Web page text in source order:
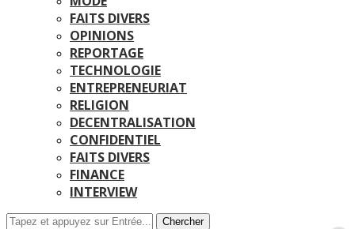
FAITS DIVERS
OPINIONS
REPORTAGE
TECHNOLOGIE
ENTREPRENEURIAT
RELIGION
DECENTRALISATION
CONFIDENTIEL
FAITS DIVERS
FINANCE
INTERVIEW
Chercher